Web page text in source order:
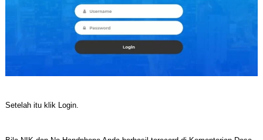
Setelah itu klik Login.